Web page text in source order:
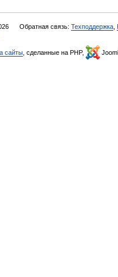
Обратная связь: Техподдержка
сайты , сделанные на PHP,